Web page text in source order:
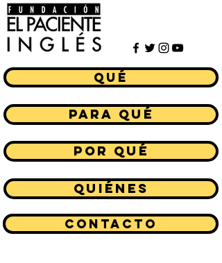
Qué
para qué
pOR qué
QUIÉNES
CONTACTO